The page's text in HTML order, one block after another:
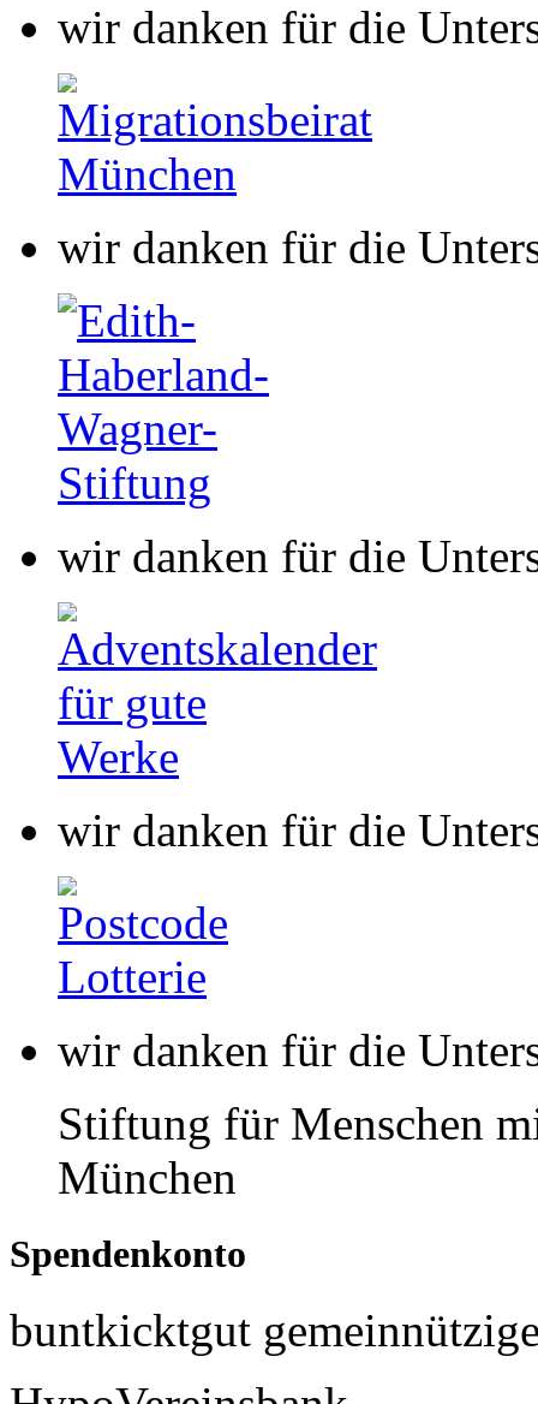
wir danken für die
wir danken für die
wir danken für die
wir danken für die
wir danken für die
Stiftung für Menschen
München
Spendenkonto
buntkicktgut